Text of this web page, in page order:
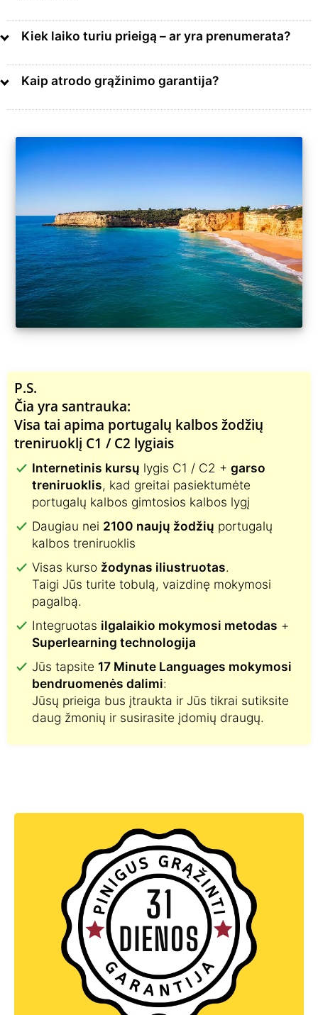
C1/C2 lygis
Kompetentingas kalbos
vartojimas
Kiek laiko turiu prieigą – ar yra prenumerata?
Kaip atrodo grąžinimo garantija?
P.S.
Čia yra santrauka:
Visa tai apima portugalų kalbos žodžių
treniruoklį C1 / C2 lygiais
Internetinis kursų lygis C1 / C2 + garso
treniruoklis, kad greitai pasiektumėte
portugalų kalbos gimtosios kalbos lygį
Daugiau nei 2100 naujų žodžių portugalų
kalbos treniruoklis
Visas kurso žodynas iliustruotas.
Taigi Jūs turite tobulą, vaizdinę mokymosi
pagalbą.
Integruotas ilgalaikio mokymosi metodas +
Superlearning technologija
Jūs tapsite 17 Minute Languages mokymosi
bendruomenės dalimi:
Jūsų prieiga bus įtraukta ir Jūs tikrai sutiksite
daug žmonių ir susirasite įdomių draugų.